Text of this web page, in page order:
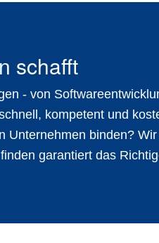
schafft
- von
kompetent und
binden?
garantiert das